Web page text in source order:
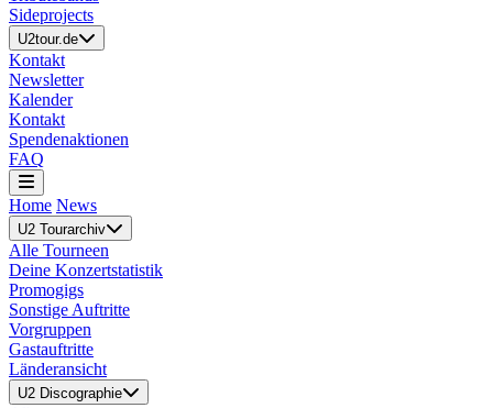
Sideprojects
U2tour.de
Kontakt
Newsletter
Kalender
Kontakt
Spendenaktionen
FAQ
Home News
U2 Tourarchiv
Alle Tourneen
Deine Konzertstatistik
Promogigs
Sonstige Auftritte
Vorgruppen
Gastauftritte
Länderansicht
U2 Discographie